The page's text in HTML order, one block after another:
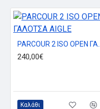
240,00€
Καλάθι